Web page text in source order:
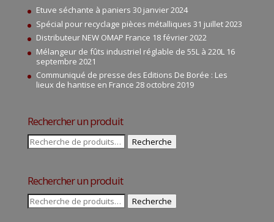
Etuve séchante à paniers 30 janvier 2024
Spécial pour recyclage pièces métalliques 31 juillet 2023
Distributeur NEW OMAP France 18 février 2022
Mélangeur de fûts industriel réglable de 55L à 220L 16
septembre 2021
Communiqué de presse des Editions De Borée : Les
lieux de hantise en France 28 octobre 2019
Rechercher un produit
Recherche
pour :
Recherche
Rechercher un produit
Recherche
pour :
Recherche